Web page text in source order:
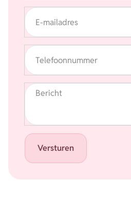
E-mailadres
Telefoonnummer
Bericht
Versturen